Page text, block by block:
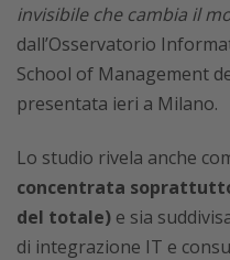
invisibile che cambia il
dall’Osservatorio
School of Management
presentata ieri a Milano.
Lo studio rivela anche
concentrata
del totale) e sia
di integrazione IT e